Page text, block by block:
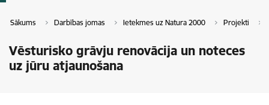
Sākums Darbības jomas Ietekmes uz Natura 2000 Projekti
Vēsturisko grāvju renovācija un noteces
uz jūru atjaunošana